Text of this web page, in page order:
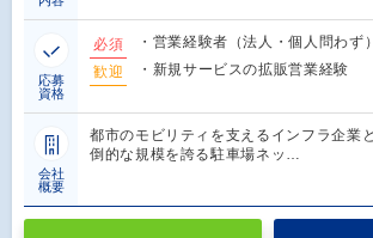
応募
資格
必須
・営業経験者（法人・個人問わず）
歓迎
・新規サービスの拡販営業経験
会社
概要
都市のモビリティを支えるインフラ企業
倒的な規模を誇る駐車場ネッ…